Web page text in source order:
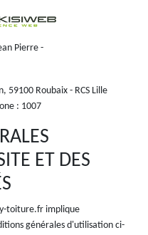
Pierre -
59100 Roubaix - RCS Lille
: 1007
ET DES
toiture.fr implique
générales d'utilisation ci-